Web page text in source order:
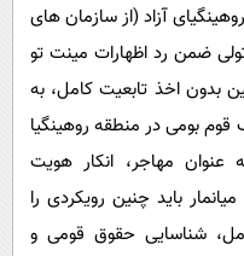
آزاد (از سازمان های
ضمن رد اظهارات مینت تو
بدون اخذ تابعیت کامل، به
قوم بومی در منطقه روهینگیا
مهاجر، انکار هویت
باید چنین رویکردی را
شناسایی حقوق قومی و